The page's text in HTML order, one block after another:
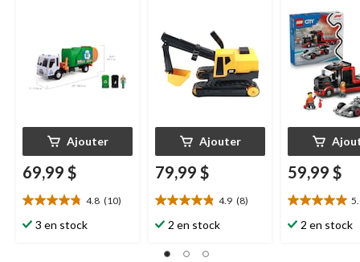
Ajouter
69,99 $
4.8 (10)
4.8
étoile(s)
3 en stock
Ajouter
79,99 $
4.9 (8)
4.9
étoile(s)
5.
2 en stock
LEGO
60493, 508
ans et plus
59,99 $
5.0
étoile(s)
2 en stock